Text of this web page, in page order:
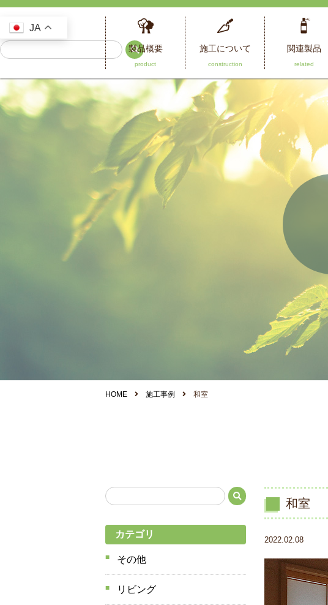
JA
製品概要 施工について 関連製品
HOME 施工事例 和室
和室
2022.02.08
カテゴリ
その他
リビング